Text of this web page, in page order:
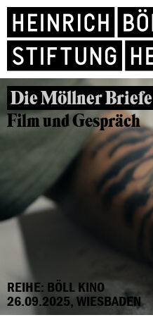
Die Möllner Briefe
Film und Gespräch
REIHE: BÖLL KINO
26.09.2025, WIESBADEN